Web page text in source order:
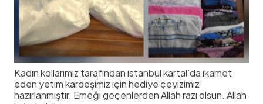
Kadın kollarımız tarafından istanbul kartal’da ikamet
eden yetim kardeşimiz için hediye çeyizimiz
hazırlanmıştır. Emeği geçenlerden Allah razı olsun. Allah